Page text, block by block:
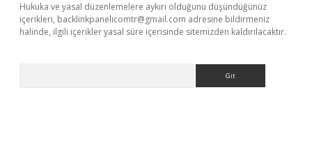
Hukuka ve yasal düzenlemelere aykırı olduğunu düşündüğünüz
içerikleri, backlinkpanelicomtr@gmail.com adresine bildirmeniz
halinde, ilgili içerikler yasal süre içerisinde sitemizden kaldırılacaktır.